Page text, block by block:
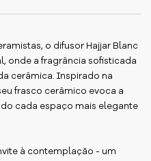
o difusor Hajjar Blanc
onde a fragrância sofisticada
cerâmica. Inspirado na
frasco cerâmico evoca a
cada espaço mais elegante
à contemplação - um